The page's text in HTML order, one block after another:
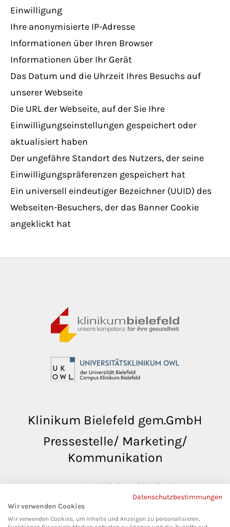
Einwilligung
Ihre anonymisierte IP-Adresse
Informationen über Ihren Browser
Informationen über Ihr Gerät
Das Datum und die Uhrzeit Ihres Besuchs auf
unserer Webseite
Die URL der Webseite, auf der Sie Ihre
Einwilligungseinstellungen gespeichert oder
aktualisiert haben
Der ungefähre Standort des Nutzers, der seine
Einwilligungspräferenzen gespeichert hat
Ein universell eindeutiger Bezeichner (UUID) des
Webseiten-Besuchers, der das Banner Cookie
angeklickt hat
Klinikum Bielefeld gem.GmbH
Pressestelle/ Marketing/
Kommunikation
pressestelle@klinikumbielefeld.de
Teutoburger Str. 50
33604 Bielefeld
Datenschutzbestimmungen
Wir verwenden Cookies
Wir verwenden Cookies, um Inhalte und Anzeigen zu personalisieren,